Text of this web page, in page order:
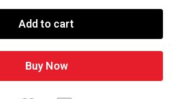
Add to cart
Buy Now